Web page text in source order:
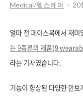
Medical/헬스케어
얼마 전 페이스북에서 재
는 9종류의 제품(9
라는 기사였습니다.
기능이 향상된 다양한 만